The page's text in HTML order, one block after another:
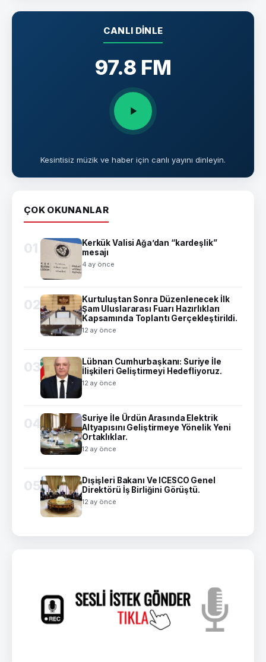
CANLI DINLE
97.8 FM
Kesintisiz müzik ve haber için canlı yayını dinleyin.
ÇOK OKUNANLAR
01
Kerkük Valisi Ağa’dan “kardeşlik”
mesajı
4 ay önce
02
Kurtuluştan Sonra Düzenlenecek İlk
Şam Uluslararası Fuarı Hazırlıkları
Kapsamında Toplantı Gerçekleştirildi.
12 ay önce
03
Lübnan Cumhurbaşkanı: Suriye İle
İlişkileri Geliştirmeyi Hedefliyoruz.
12 ay önce
04
Suriye İle Ürdün Arasında Elektrik
Altyapısını Geliştirmeye Yönelik Yeni
Ortaklıklar.
12 ay önce
05
Dışişleri Bakanı Ve ICESCO Genel
Direktörü İş Birliğini Görüştü.
12 ay önce